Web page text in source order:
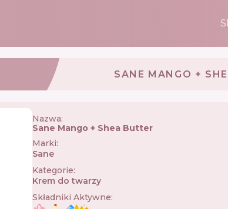
SANE MANGO +
Nazwa:
Sane Mango + Shea Butter
Marki:
Sane
Kategorie:
Krem do twarzy
Składniki Aktywne: